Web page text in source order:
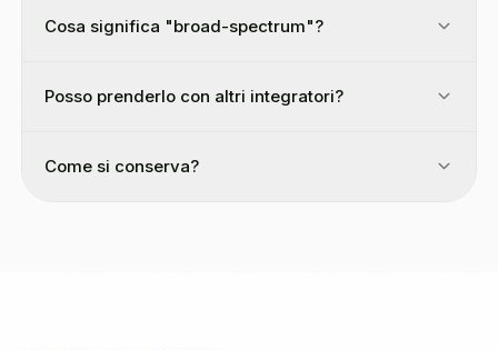
Cosa significa "broad-spectrum"?
Posso prenderlo con altri integratori?
Come si conserva?